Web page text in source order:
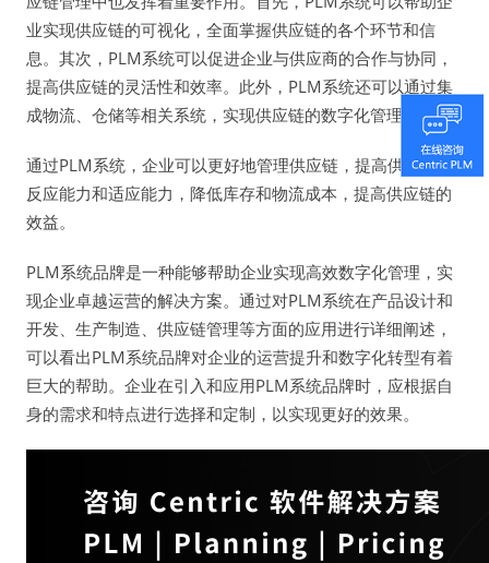
业实现供应链的可视化，全面掌握供应链的各个环节和信
息。其次，PLM系统可以促进企业与供应商的合作与协同，
提高供应链的灵活性和效率。此外，PLM系统还可以通过集
成物流、仓储等相关系统，实现供应链的数字化管理。
通过PLM系统，企业可以更好地管理供应链，提高供应链的
反应能力和适应能力，降低库存和物流成本，提高供应链的
效益。
PLM系统品牌是一种能够帮助企业实现高效数字化管理，实
现企业卓越运营的解决方案。通过对PLM系统在产品设计和
开发、生产制造、供应链管理等方面的应用进行详细阐述，
可以看出PLM系统品牌对企业的运营提升和数字化转型有着
巨大的帮助。企业在引入和应用PLM系统品牌时，应根据自
身的需求和特点进行选择和定制，以实现更好的效果。